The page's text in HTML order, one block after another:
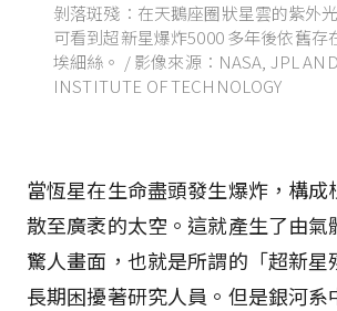
剝落斑殘：在天鵝座圈狀星雲的紫外
可看到超新星爆炸5000 多年後依舊存
埃細絲。 / 影像來源：NASA, JPL
INSTITUTE OF TECHNOLOGY
當恆星在生命盡頭發生爆炸，構成
散至廣袤的太空。這就產生了由氣
驚人畫面，也就是所謂的「超新星
長期困擾著研究人員。但是銀河系